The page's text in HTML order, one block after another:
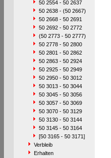
50 2554 - 50 2637
50 2638 - (50 2667)
50 2668 - 50 2691
50 2692 - 50 2772
(50 2773 - 50 2777)
50 2778 - 50 2800
50 2801 - 50 2862
50 2863 - 50 2924
50 2925 - 50 2949
50 2950 - 50 3012
50 3013 - 50 3044
50 3045 - 50 3056
50 3057 - 50 3069
50 3070 - 50 3129
50 3130 - 50 3144
50 3145 - 50 3164
[50 3165 - 50 3171]
Verbleib
Erhalten